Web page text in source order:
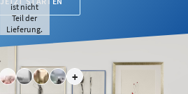
+
ist nicht
Teil der
Lieferung.